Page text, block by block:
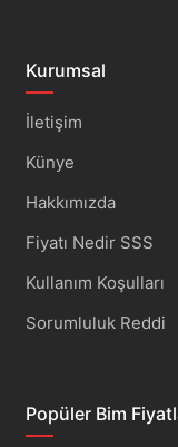
Kurumsal
İletişim
Künye
Hakkımızda
Fiyatı Nedir SSS
Kullanım Koşulları
Sorumluluk Reddi
Popüler Bim